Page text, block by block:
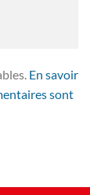
En savoir
sont